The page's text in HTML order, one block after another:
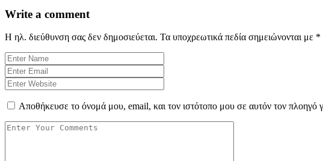
Write a comment
Η ηλ. διεύθυνση σας δεν δημοσιεύεται. Τα υποχρεωτικά πεδία σημειώνονται με *
Αποθήκευσε το όνομά μου, email, και τον ιστότοπο μου σε αυτόν τον πλοηγό